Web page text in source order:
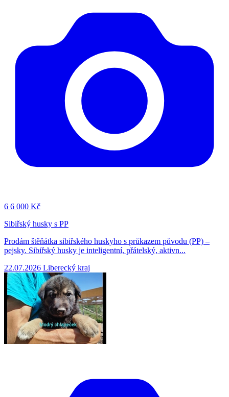
6 6 000 Kč
Sibiřský husky s PP
Prodám štěňátka sibiřského huskyho s průkazem původu (PP) –
pejsky. Sibiřský husky je inteligentní, přátelský, aktivn...
22.07.2026 Liberecký kraj